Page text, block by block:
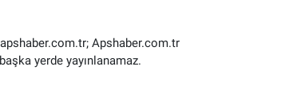
Apshaber.com.tr
yerde yayınlanamaz.